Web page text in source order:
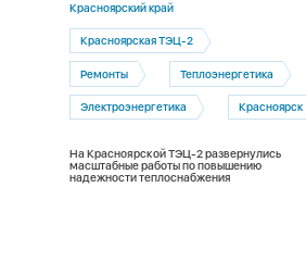
Красноярский край
Красноярская ТЭЦ-2
Ремонты Теплоэнергетика
Электроэнергетика Красноярск
На Красноярской ТЭЦ-2 развернулись
масштабные работы по повышению
надежности теплоснабжения